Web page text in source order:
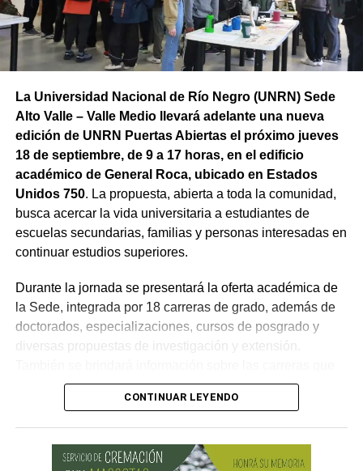
económicas, así como las diferentes oportunidades de
acceso a sus derechos.
La Universidad Nacional de Río Negro (UNRN) Sede
Alto Valle – Valle Medio llevará adelante una nueva
edición de UNRN Puertas Abiertas el próximo jueves
18 de septiembre, de 9 a 17 horas, en el edificio
académico de General Roca, ubicado en Estados
Unidos 750. La propuesta, abierta a toda la comunidad,
busca acercar la vida universitaria a estudiantes de
escuelas secundarias, familias y personas interesadas en
continuar estudios superiores.
Durante la jornada se presentará la oferta académica de
la Sede, integrada por 18 carreras de grado, además de
doctorados, especializaciones, cursos de posgrado y
diversas propuestas de investigación y extensión.
la UNRN dicta en otras localidades de la provincia, con el
objetivo de mostrar el alcance y la diversidad de la
La iniciativa apunta especialmente a estudiantes de 4°, 5°
CONTINUAR LEYENDO